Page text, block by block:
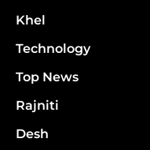
Khel
Technology
Top News
Rajniti
Desh